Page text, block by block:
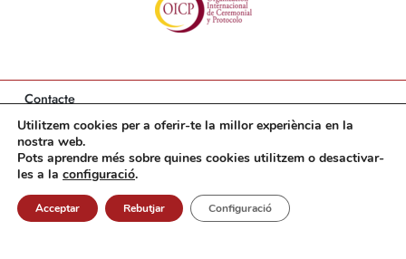
Contacte
Associació Catalana de Protocol i Relacions Institucionals
Carrer Viladomat 174
08015 Barcelona
Barcelonès, Catalunya
93 496 45 07
info@acpri.cat
Utilitzem cookies per a oferir-te la millor experiència en la
nostra web.
Pots aprendre més sobre quines cookies utilitzem o desactivar-
les a la configuració.
Acceptar Rebutjar Configuració